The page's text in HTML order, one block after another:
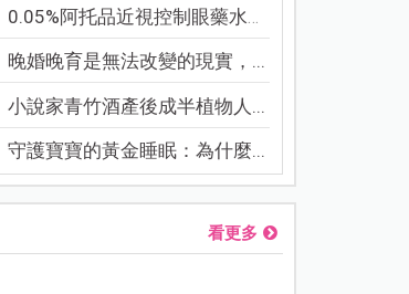
0.05%阿托品近視控制眼藥水納...
晚婚晚育是無法改變的現實，...
小說家青竹酒產後成半植物人...
守護寶寶的黃金睡眠：為什麼...
看更多